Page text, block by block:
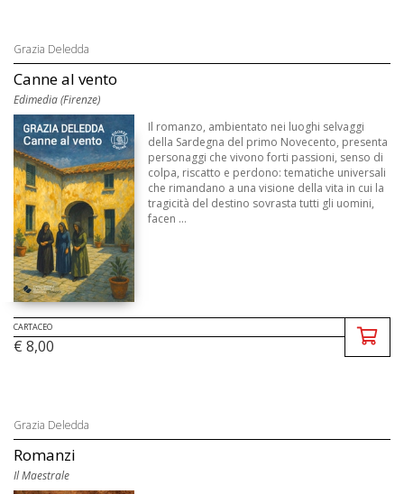
Grazia Deledda
Canne al vento
Edimedia (Firenze)
Il romanzo, ambientato nei luoghi selvaggi
della Sardegna del primo Novecento, presenta
personaggi che vivono forti passioni, senso di
colpa, riscatto e perdono: tematiche universali
che rimandano a una visione della vita in cui la
tragicità del destino sovrasta tutti gli uomini,
facen ...
CARTACEO
€ 8,00
Grazia Deledda
Romanzi
Il Maestrale